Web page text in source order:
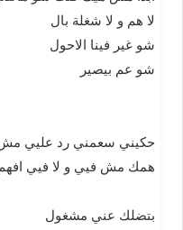
لا هم و لا شغلة بال
شو غير فينا الاحول
شو عم بيصير
حكيني سعمني رد عليي
همك مش فيي و لا فيي
بتضلك عني مشغول